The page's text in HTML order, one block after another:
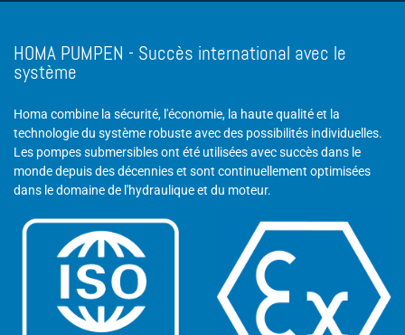
HOMA PUMPEN - Succès international avec le
système
Homa combine la sécurité, l'économie, la haute qualité et la
technologie du système robuste avec des possibilités individuelles.
Les pompes submersibles ont été utilisées avec succès dans le
monde depuis des décennies et sont continuellement optimisées
dans le domaine de l'hydraulique et du moteur.